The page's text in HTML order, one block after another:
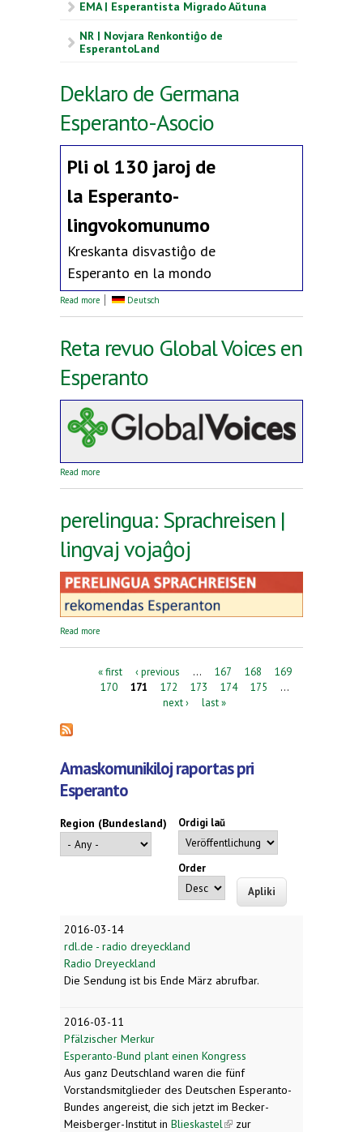
EMA | Esperantista Migrado Aŭtuna
NR | Novjara Renkontiĝo de
EsperantoLand
Deklaro de Germana
Esperanto-Asocio
Pli ol 130 jaroj de
la Esperanto-
lingvokomunumo
Kreskanta disvastiĝo de
Esperanto en la mondo
Read more about Deklaro de Germana Esperanto-Asocio
Deutsch
Reta revuo Global Voices en
Esperanto
Read more
perelingua: Sprachreisen |
lingvaj vojaĝoj
Read more
Pages« first ‹ previous … 167 168
169
170
171 172 173 174 175
…
next ›
last »
Amaskomunikiloj raportas pri
Esperanto
Region (Bundesland) Ordigi laŭ
Order
2016-03-14
rdl.de - radio dreyeckland
Radio Dreyeckland
Die Sendung ist bis Ende März abrufbar.
2016-03-11
Pfälzischer Merkur
Esperanto-Bund plant einen Kongress
Aus ganz Deutschland waren die fünf
Vorstandsmitglieder des Deutschen Esperanto-
Bundes angereist, die sich jetzt im Becker-
Meisberger-Institut in Blieskastel(link is external)
zur